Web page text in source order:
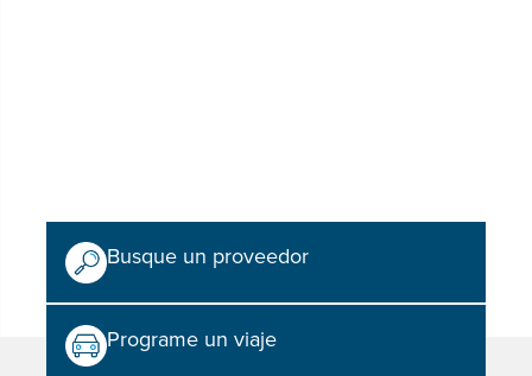
Busque un proveedor
Programe un viaje